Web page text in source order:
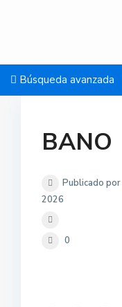
Búsqueda avanzada
BANO
Publicado
2026
0